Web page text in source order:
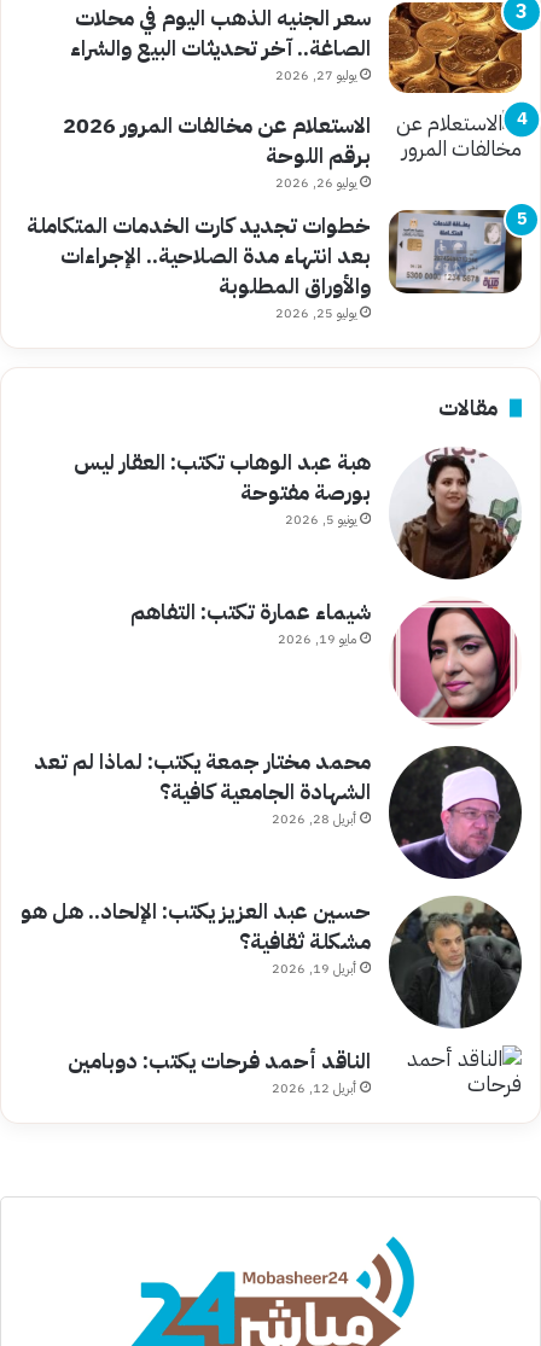
سعر الجنيه الذهب اليوم في محلات
الصاغة.. آخر تحديثات البيع والشراء
يوليو 27, 2026
الاستعلام عن مخالفات المرور 2026
برقم اللوحة
يوليو 26, 2026
خطوات تجديد كارت الخدمات المتكاملة
بعد انتهاء مدة الصلاحية.. الإجراءات
والأوراق المطلوبة
يوليو 25, 2026
مقالات
هبة عبد الوهاب تكتب: العقار ليس
بورصة مفتوحة
يونيو 5, 2026
شيماء عمارة تكتب: التفاهم
مايو 19, 2026
محمد مختار جمعة يكتب: لماذا لم تعد
الشهادة الجامعية كافية؟
أبريل 28, 2026
حسين عبد العزيز يكتب: الإلحاد.. هل هو
مشكلة ثقافية؟
أبريل 19, 2026
الناقد أحمد فرحات يكتب: دوبامين
أبريل 12, 2026